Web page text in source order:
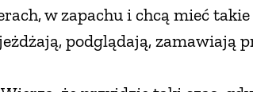
w zapachu i chcą mieć
podglądają, zamawiają